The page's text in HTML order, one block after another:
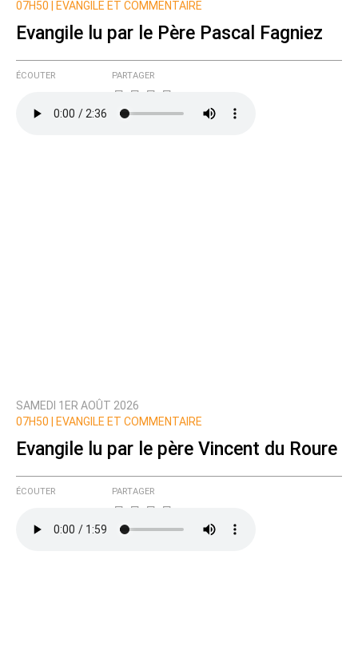
07H50 | EVANGILE ET COMMENTAIRE
Evangile lu par le Père Pascal Fagniez
ÉCOUTER PARTAGER
SAMEDI 1ER AOÛT 2026
07H50 |
EVANGILE ET COMMENTAIRE
Evangile lu par le père Vincent du Roure
ÉCOUTER PARTAGER